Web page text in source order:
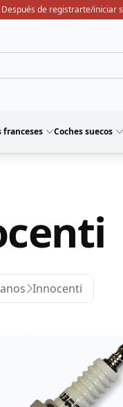
de registrarte/iniciar
franceses Coches suecos
Innocenti